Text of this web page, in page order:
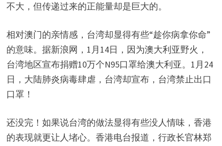
不大，但传递过来的正能量却是巨大的。
相对澳门的亲情感，台湾却显得有些“趁你病拿你命”
的意味。据新浪网，1月14日，因为澳大利亚野火，
台湾地区宣布捐赠10万个N95口罩给澳大利亚。1月24
日，大陆肺炎病毒肆虐，台湾却宣布，台湾禁止出口
口罩！
还没完！如果说台湾的做法显得有些没人情味，香港
的表现就更让人堵心。香港电台报道，行政长官林郑